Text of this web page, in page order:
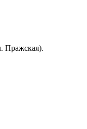
Пражская).